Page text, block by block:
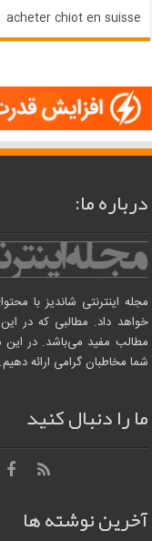
acheter chiot en suisse
درباره ما:
مجله اینترنتی شاندیز با
خواهد داد. مطالبی که در
مطالب مفید می‌باشد. در این
شما مخاطبان گرامی ارائه دهیم.
ما را دنبال کنید
آخرین نوشته ها